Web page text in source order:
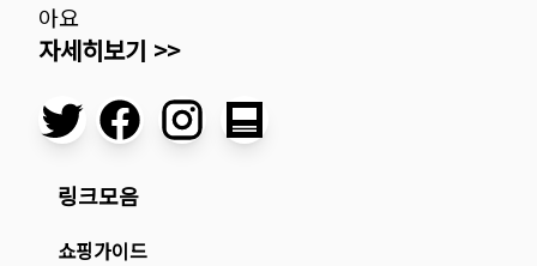
아요
자세히보기 >>
링크모음
쇼핑가이드